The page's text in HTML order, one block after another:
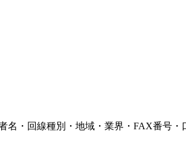
名・回線種別・地域・業界・FAX番号・